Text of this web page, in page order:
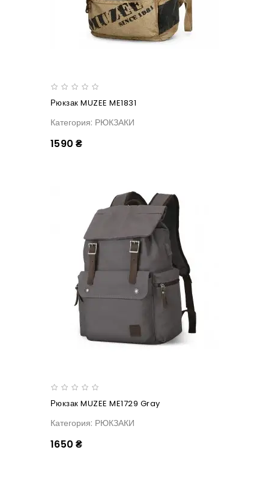
Рюкзак MUZEE ME1831
Категория: РЮКЗАКИ
1590 ₴
Рюкзак MUZEE ME1729 Gray
Категория: РЮКЗАКИ
1650 ₴